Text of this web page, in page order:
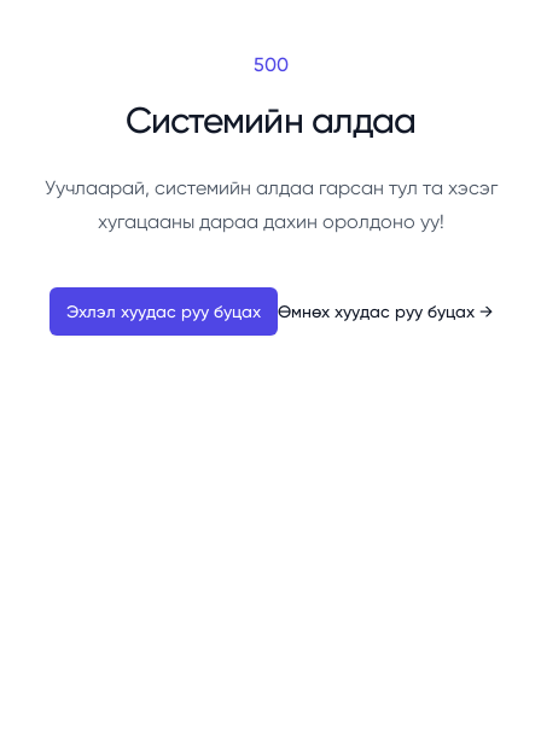
500
Системийн алдаа
Уучлаарай, системийн алдаа гарсан тул та хэсэг
хугацааны дараа дахин оролдоно уу!
Эхлэл хуудас руу буцах Өмнөх хуудас руу буцах →